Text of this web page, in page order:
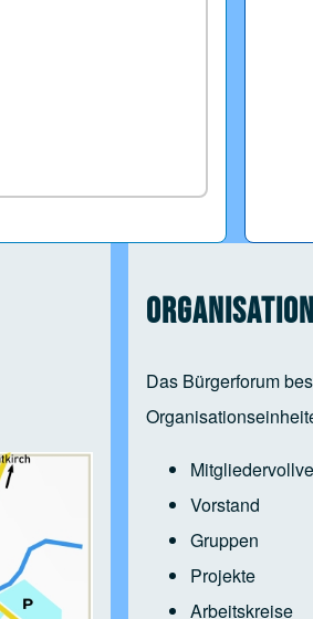
Organisation
Das Bürgerforum
Vorstand
Gruppen
Projekte
Arbeitskreise